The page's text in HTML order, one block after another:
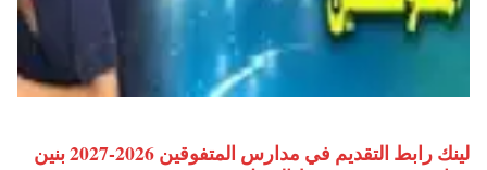
لينك رابط التقديم في مدارس المتفوقين 2026-2027 بنين